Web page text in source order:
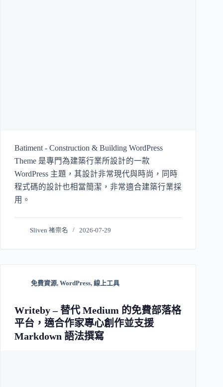
Batiment - Construction & Building WordPress
Theme 是專門為建築行業所設計的一款
WordPress 主題，其設計非常現代與時尚，同時
程式碼的設計也相當簡潔，非常適合建築行業採
用。
Sliven 褚崇名 2026-07-29
免費資源, WordPress, 線上工具
Writeby – 替代 Medium 的免費部落格
平台，適合作家專心創作並支援
Markdown 語法撰寫